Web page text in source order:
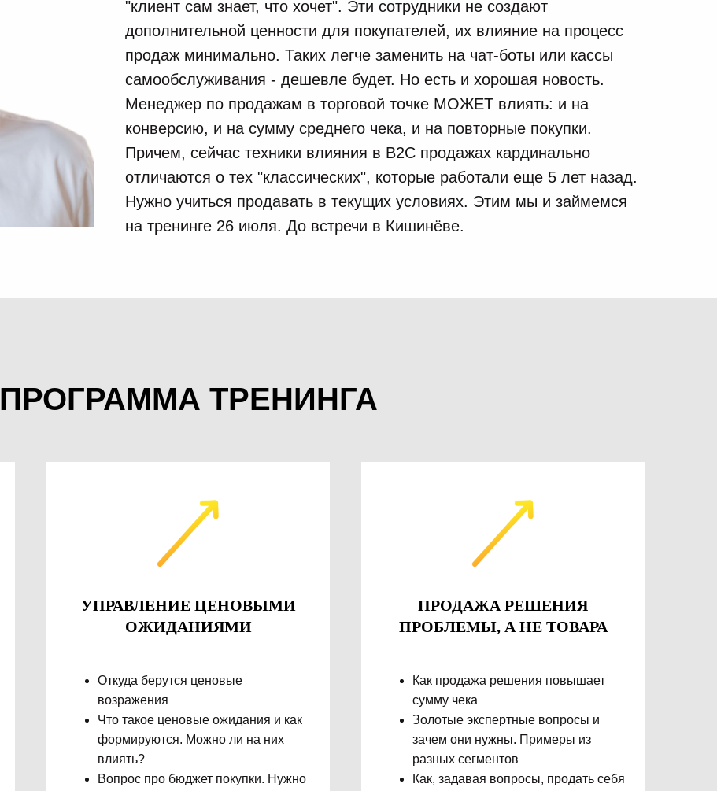
"клиент сам знает, что хочет". Эти сотрудники не создают
дополнительной ценности для покупателей, их влияние на процесс
продаж минимально. Таких легче заменить на чат-боты или кассы
самообслуживания - дешевле будет. Но есть и хорошая новость.
Менеджер по продажам в торговой точке МОЖЕТ влиять: и на
конверсию, и на сумму среднего чека, и на повторные покупки.
Причем, сейчас техники влияния в B2C продажах кардинально
отличаются о тех "классических", которые работали еще 5 лет назад.
Нужно учиться продавать в текущих условиях. Этим мы и займемся
на тренинге 26 июля. До встречи в Кишинёве.
ПРОГРАММА ТРЕНИНГА
УПРАВЛЕНИЕ ЦЕНОВЫМИ
ОЖИДАНИЯМИ
Откуда берутся ценовые
возражения
Что такое ценовые ожидания и как
формируются. Можно ли на них
влиять?
Вопрос про бюджет покупки. Нужно
ПРОДАЖА РЕШЕНИЯ
ПРОБЛЕМЫ, А НЕ ТОВАРА
Как продажа решения повышает
сумму чека
Золотые экспертные вопросы и
зачем они нужны. Примеры из
разных сегментов
Как, задавая вопросы, продать себя